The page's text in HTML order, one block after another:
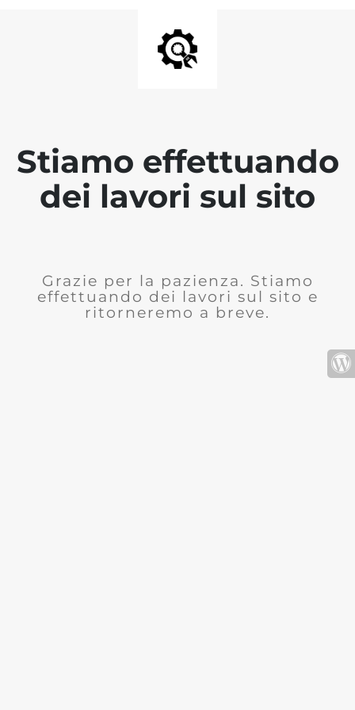
Stiamo effettuando
dei lavori sul sito
Grazie per la pazienza. Stiamo
effettuando dei lavori sul sito e
ritorneremo a breve.